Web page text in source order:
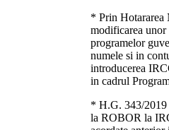
* Prin Hotararea
modificarea
programelor
numele si in
introducerea
in cadrul
* H.G. 343/2019
la ROBOR la